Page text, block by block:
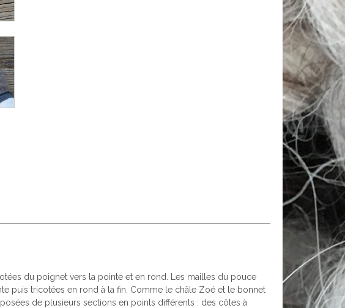
du poignet vers la pointe et en rond. Les mailles du pouce
puis tricotées en rond à la fin. Comme le châle Zoé et le bonnet
de plusieurs sections en points différents : des côtes à